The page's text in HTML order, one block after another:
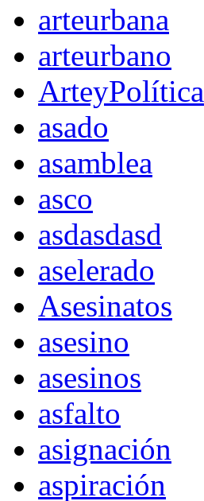
arteurbana
arteurbano
ArteyPolítica
asado
asamblea
asco
asdasdasd
aselerado
Asesinatos
asesino
asesinos
asfalto
asignación
aspiración